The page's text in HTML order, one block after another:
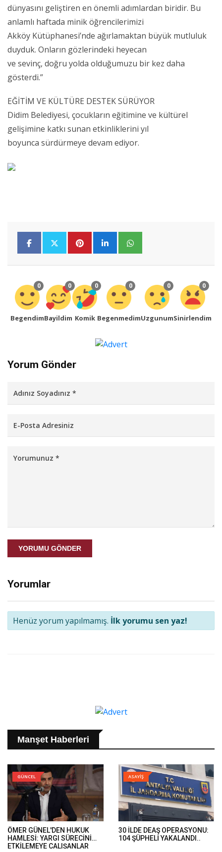
dünyasını geliştiren en önemli adımlardan biridir. Bu
anlamlı haftada minik öğrencilerimizi
Akköy Kütüphanesi’nde ağırlamaktan büyük mutluluk
duyduk. Onların gözlerindeki heyecan
ve sevinç, doğru yolda olduğumuzu bir kez daha
gösterdi.”
EĞİTİM VE KÜLTÜRE DESTEK SÜRÜYOR
Didim Belediyesi, çocukların eğitimine ve kültürel
gelişimine katkı sunan etkinliklerini yıl
boyunca sürdürmeye devam ediyor.
0
Begendim
0
Bayildim
0
Komik
0
Begenmedim
0
Uzgunum
0
Sinirlendim
Yorum Gönder
YORUMU GÖNDER
Yorumlar
Henüz yorum yapılmamış. İlk yorumu sen yaz!
Manşet Haberleri
GÜNCEL
ÖMER GÜNEL'DEN HUKUK
HAMLESİ: YARGI SÜRECİNİ
ETKİLEMEYE ÇALIŞANLAR
ASAYİŞ
30 İLDE DEAŞ OPERASYONU:
104 ŞÜPHELİ YAKALANDI..